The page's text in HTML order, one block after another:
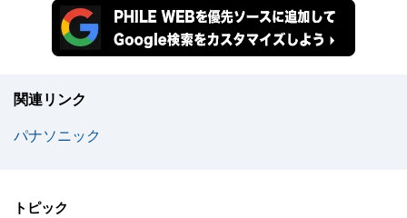
関連リンク
パナソニック
トピック